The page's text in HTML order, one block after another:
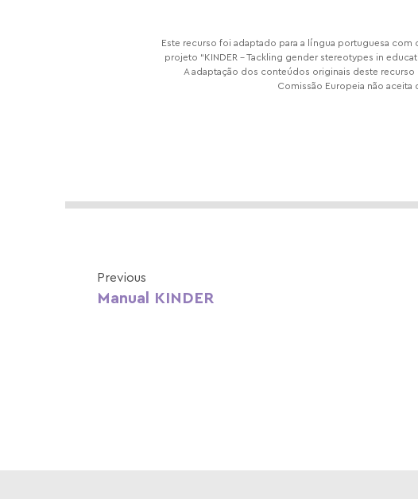
Este recurso foi adaptado para a língua portuguesa
projeto “KINDER – Tackling gender stereotypes in
A adaptação dos conteúdos originais deste
Comissão Europeia não
Previous
Manual KINDER